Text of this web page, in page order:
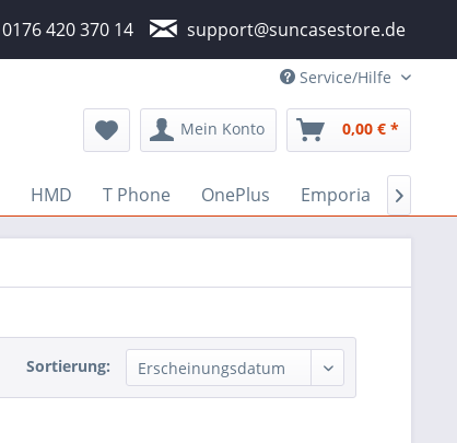
0176 420 370 14 support@suncasestore.de
Service/Hilfe
Mein Konto 0,00 € *
HMD T Phone OnePlus Emporia 
Sortierung: